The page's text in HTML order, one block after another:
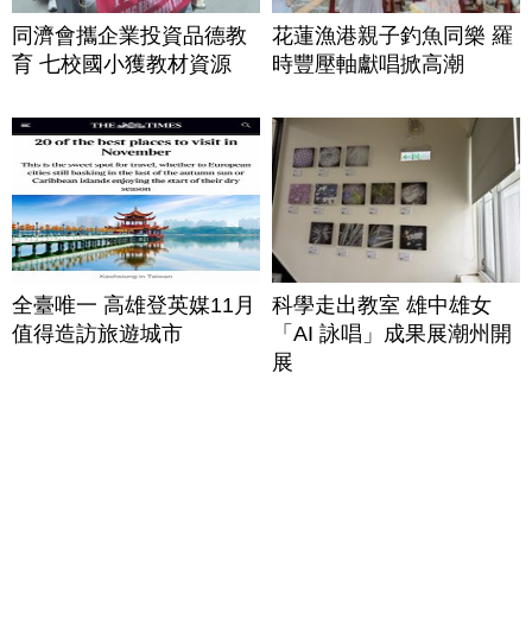
同濟會攜企業投資品德教
育 七校國小獲教材資源
花蓮漁港親子釣魚同樂 羅
時豐壓軸獻唱掀高潮
全臺唯一 高雄登英媒11月
值得造訪旅遊城市
科學走出教室 雄中雄女
「AI 詠唱」成果展潮州開
展